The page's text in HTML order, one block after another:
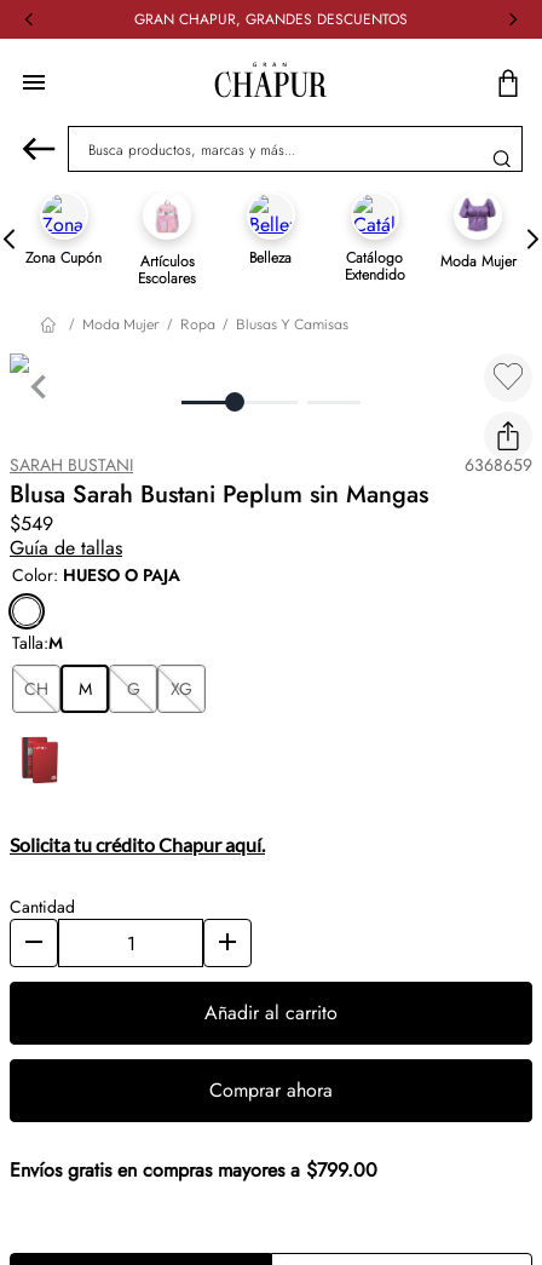
GRAN CHAPUR, GRANDES DESCUENTOS
Busca productos, marcas y más...
Zona Cupón Artículos
Escolares
Belleza Catálogo
Extendido
Moda Mujer
Moda Mujer Ropa Blusas Y Camisas
SARAH BUSTANI 6368659
Blusa Sarah Bustani Peplum sin Mangas
$549
Guía de tallas
Color: HUESO O PAJA
Talla:M
CH
M G XG
Solicita tu crédito Chapur aquí.
Cantidad
Añadir al carrito
Comprar ahora
Envíos gratis en compras mayores a $799.00